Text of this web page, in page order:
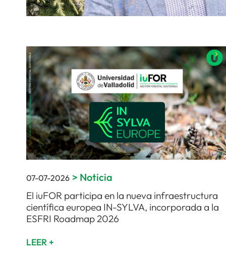
07-07-2026 > Noticia
El iuFOR participa en la nueva infraestructura
científica europea IN-SYLVA, incorporada a la
ESFRI Roadmap 2026
LEER +